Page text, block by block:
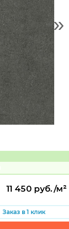
»
Код:
1103823
11 450 руб./м²
Заказ в 1 клик